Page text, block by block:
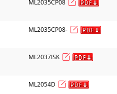
ML2035CP08
ML2035CP08-
ML2037ISK
ML2054D